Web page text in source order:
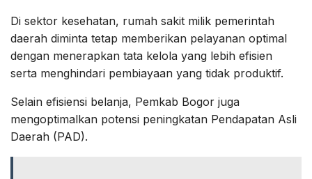
Di sektor kesehatan, rumah sakit milik pemerintah
daerah diminta tetap memberikan pelayanan optimal
dengan menerapkan tata kelola yang lebih efisien
serta menghindari pembiayaan yang tidak produktif.
Selain efisiensi belanja, Pemkab Bogor juga
mengoptimalkan potensi peningkatan Pendapatan Asli
Daerah (PAD).